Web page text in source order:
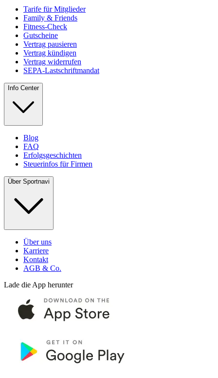
Tarife für Mitglieder
Family & Friends
Fitness-Check
Gutscheine
Vertrag pausieren
Vertrag kündigen
Vertrag widerrufen
SEPA-Lastschriftmandat
Info Center
Blog
FAQ
Erfolgsgeschichten
Steuerinfos für Firmen
Über Sportnavi
Über uns
Karriere
Kontakt
AGB & Co.
Lade die App herunter